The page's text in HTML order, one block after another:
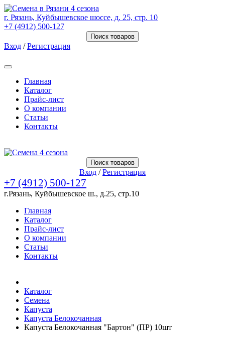
г. Рязань, Куйбышевское шоссе, д. 25, стр. 10
+7 (4912) 500-127
Поиск товаров
Вход /Регистрация
Главная
Каталог
Прайс-лист
О компании
Статьи
Контакты
Поиск товаров
Вход /Регистрация
+7 (4912) 500-127
г.Рязань, Куйбышевское ш., д.25, стр.10
Главная
Каталог
Прайс-лист
О компании
Статьи
Контакты
Каталог
Семена
Капуста
Капуста Белокочанная
Капуста Белокочанная "Бартон" (ПР) 10шт